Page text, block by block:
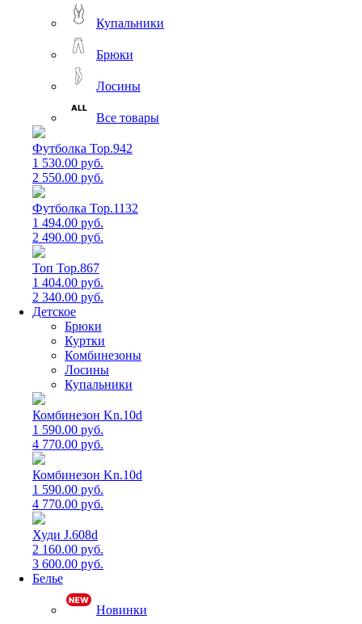
Купальники
Брюки
Лосины
Все товары
Футболка Top.942
1 530.00 руб.
2 550.00 руб.
Футболка Top.1132
1 494.00 руб.
2 490.00 руб.
Топ Top.867
1 404.00 руб.
2 340.00 руб.
Детское
Брюки
Куртки
Комбинезоны
Лосины
Купальники
Комбинезон Kn.10d
1 590.00 руб.
4 770.00 руб.
Комбинезон Kn.10d
1 590.00 руб.
4 770.00 руб.
Худи J.608d
2 160.00 руб.
3 600.00 руб.
Белье
Новинки